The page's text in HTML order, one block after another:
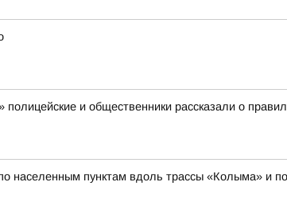
и общественники рассказали о
населенным пунктам вдоль трассы «Колыма» и